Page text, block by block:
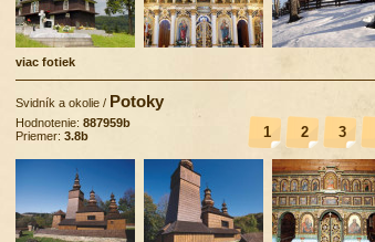
viac fotiek
Svidník a okolie / Potoky
1 2 3
Hodnotenie: 887959b
Priemer: 3.8b